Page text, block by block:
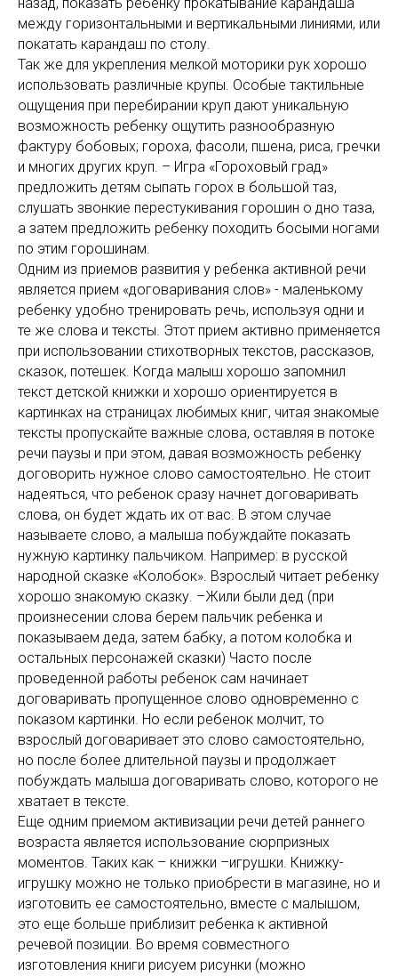
между горизонтальными и вертикальными линиями, или
покатать карандаш по столу.
Так же для укрепления мелкой моторики рук хорошо
использовать различные крупы. Особые тактильные
ощущения при перебирании круп дают уникальную
возможность ребенку ощутить разнообразную
фактуру бобовых; гороха, фасоли, пшена, риса, гречки
и многих других круп. – Игра «Гороховый град»
предложить детям сыпать горох в большой таз,
слушать звонкие перестукивания горошин о дно таза,
а затем предложить ребенку походить босыми ногами
по этим горошинам.
Одним из приемов развития у ребенка активной речи
является прием «договаривания слов» - маленькому
ребенку удобно тренировать речь, используя одни и
те же слова и тексты. Этот прием активно применяется
при использовании стихотворных текстов, рассказов,
сказок, потешек. Когда малыш хорошо запомнил
текст детской книжки и хорошо ориентируется в
картинках на страницах любимых книг, читая знакомые
тексты пропускайте важные слова, оставляя в потоке
речи паузы и при этом, давая возможность ребенку
договорить нужное слово самостоятельно. Не стоит
надеяться, что ребенок сразу начнет договаривать
слова, он будет ждать их от вас. В этом случае
называете слово, а малыша побуждайте показать
нужную картинку пальчиком. Например: в русской
народной сказке «Колобок». Взрослый читает ребенку
хорошо знакомую сказку. –Жили были дед (при
произнесении слова берем пальчик ребенка и
показываем деда, затем бабку, а потом колобка и
остальных персонажей сказки) Часто после
проведенной работы ребенок сам начинает
договаривать пропущенное слово одновременно с
показом картинки. Но если ребенок молчит, то
взрослый договаривает это слово самостоятельно,
но после более длительной паузы и продолжает
побуждать малыша договаривать слово, которого не
хватает в тексте.
Еще одним приемом активизации речи детей раннего
возраста является использование сюрпризных
моментов. Таких как – книжки –игрушки. Книжку-
игрушку можно не только приобрести в магазине, но и
изготовить ее самостоятельно, вместе с малышом,
это еще больше приблизит ребенка к активной
речевой позиции. Во время совместного
изготовления книги рисуем рисунки (можно